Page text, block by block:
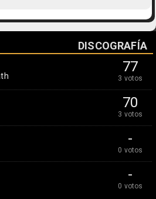
DISCOGRAFÍA
77
3 votos
70
3 votos
-
0 votos
-
0 votos